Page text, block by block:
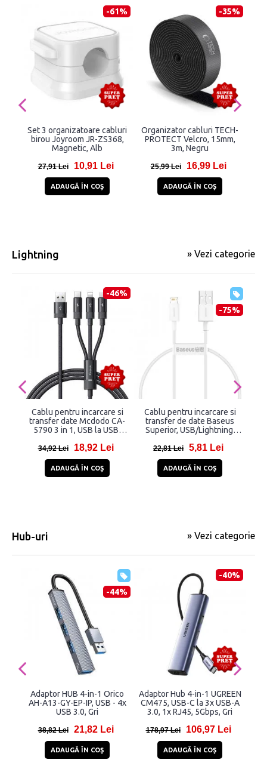
-61%
Set 3 organizatoare cabluri
birou Joyroom JR-ZS368,
Magnetic, Alb
27,91 Lei 10,91 Lei
ADAUGĂ ÎN COŞ
-35%
Organizator cabluri TECH-
PROTECT Velcro, 15mm,
3m, Negru
25,99 Lei 16,99 Lei
ADAUGĂ ÎN COŞ
Lightning » Vezi categorie
-46%
Cablu pentru incarcare si
transfer date Mcdodo CA-
5790 3 in 1, USB la USB-
3.5A, 1.2m, Negru
34,92 Lei 18,92 Lei
ADAUGĂ ÎN COŞ
-75%
Cablu pentru incarcare si
transfer de date Baseus
Superior, USB/Lightning,
22,81 Lei 5,81 Lei
ADAUGĂ ÎN COŞ
Hub-uri » Vezi categorie
-44%
Adaptor HUB 4-in-1 Orico
AH-A13-GY-EP-IP, USB - 4x
USB 3.0, Gri
38,82 Lei 21,82 Lei
ADAUGĂ ÎN COŞ
-40%
Adaptor Hub 4-in-1 UGREEN
CM475, USB-C la 3x USB-A
3.0, 1x RJ45, 5Gbps, Gri
178,97 Lei 106,97 Lei
ADAUGĂ ÎN COŞ